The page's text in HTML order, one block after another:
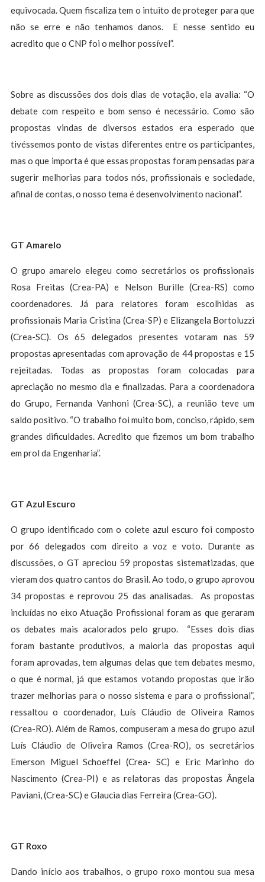
equivocada. Quem fiscaliza tem o intuito de proteger para que
não se erre e não tenhamos danos. E nesse sentido eu
acredito que o CNP foi o melhor possível”.
Sobre as discussões dos dois dias de votação, ela avalia: “O
debate com respeito e bom senso é necessário. Como são
propostas vindas de diversos estados era esperado que
tivéssemos ponto de vistas diferentes entre os participantes,
mas o que importa é que essas propostas foram pensadas para
sugerir melhorias para todos nós, profissionais e sociedade,
afinal de contas, o nosso tema é desenvolvimento nacional”.
GT Amarelo
O grupo amarelo elegeu como secretários os profissionais
Rosa Freitas (Crea-PA) e Nelson Burille (Crea-RS) como
coordenadores. Já para relatores foram escolhidas as
profissionais Maria Cristina (Crea-SP) e Elizangela Bortoluzzi
(Crea-SC). Os 65 delegados presentes votaram nas 59
propostas apresentadas com aprovação de 44 propostas e 15
rejeitadas. Todas as propostas foram colocadas para
apreciação no mesmo dia e finalizadas. Para a coordenadora
do Grupo, Fernanda Vanhoni (Crea-SC), a reunião teve um
saldo positivo. “O trabalho foi muito bom, conciso, rápido, sem
grandes dificuldades. Acredito que fizemos um bom trabalho
em prol da Engenharia”.
GT Azul Escuro
O grupo identificado com o colete azul escuro foi composto
por 66 delegados com direito a voz e voto. Durante as
discussões, o GT apreciou 59 propostas sistematizadas, que
vieram dos quatro cantos do Brasil. Ao todo, o grupo aprovou
34 propostas e reprovou 25 das analisadas. As propostas
incluídas no eixo Atuação Profissional foram as que geraram
os debates mais acalorados pelo grupo. “Esses dois dias
foram bastante produtivos, a maioria das propostas aqui
foram aprovadas, tem algumas delas que tem debates mesmo,
o que é normal, já que estamos votando propostas que irão
trazer melhorias para o nosso sistema e para o profissional”,
ressaltou o coordenador, Luís Cláudio de Oliveira Ramos
(Crea-RO). Além de Ramos, compuseram a mesa do grupo azul
Luís Cláudio de Oliveira Ramos (Crea-RO), os secretários
Emerson Miguel Schoeffel (Crea- SC) e Eric Marinho do
Nascimento (Crea-PI) e as relatoras das propostas Ângela
Paviani, (Crea-SC) e Glaucia dias Ferreira (Crea-GO).
GT Roxo
Dando início aos trabalhos, o grupo roxo montou sua mesa